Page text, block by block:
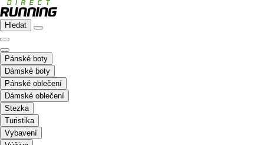
Hledat
Pánské boty
Dámské boty
Pánské oblečení
Dámské oblečení
Stezka
Turistika
Vybavení